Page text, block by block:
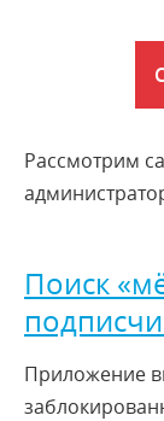
Рассмотрим
Поиск
Приложение